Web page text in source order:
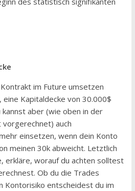
im Future umsetzen
Kapitaldecke von 30.000$
aber (wie oben in der
auch
einsetzen, wenn dein Konto
meinen 30k abweicht. Letztlich
erkläre, worauf du achten solltest
Ob du die Trades
Kontorisiko entscheidest du im